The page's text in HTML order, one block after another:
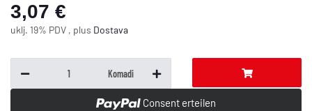
3,07 €
uklj. 19% PDV , plus Dostava
Komadi
Consent erteilen